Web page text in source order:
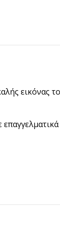
εικόνας